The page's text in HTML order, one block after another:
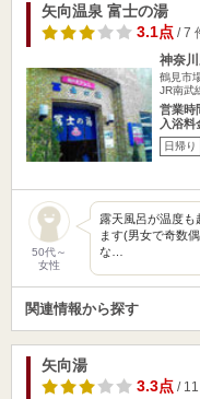
矢向温泉 富士の湯
3.1点/ 7
神奈
鶴見市
JR南武
営業時
入浴料
日帰り
50代～
女性
露天風呂が温度
ます(男女で奇数
な…
関連情報から探す
矢向湯
3.3点/ 11